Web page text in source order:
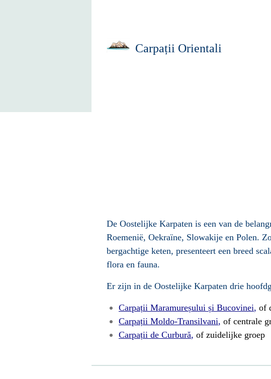
Carpații
De Oostelijke Karpaten is een van de
Roemenië, Oekraïne, Slowakije en Polen.
bergachtige keten, presenteert een breed
flora en fauna.
Er zijn in de Oostelijke Karpaten drie
Carpații Maramureșului și Bucovinei, of
Carpații Moldo-Transilvani, of centrale
Carpații de Curbură, of zuidelijke groep